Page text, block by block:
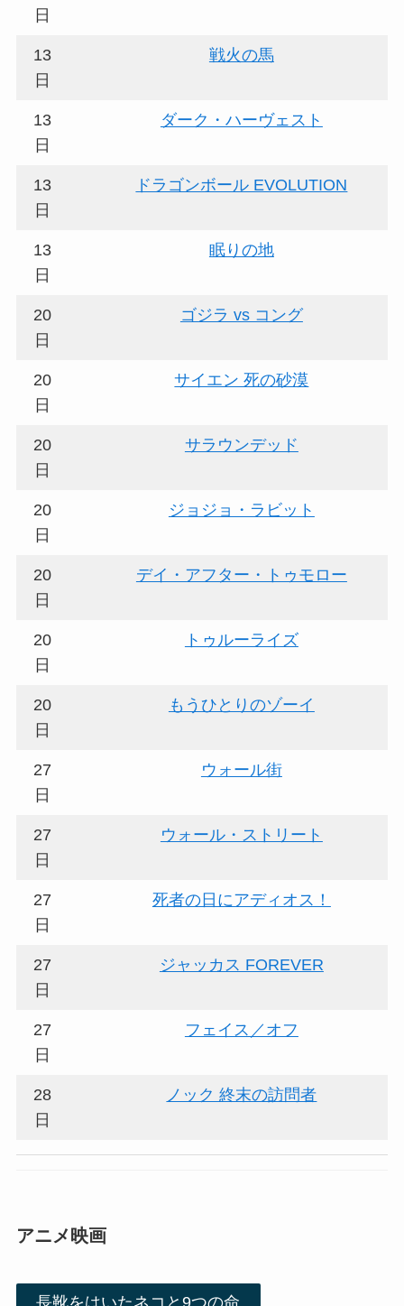
日
13
日
戦火の馬
13
日
ダーク・ハーヴェスト
13
日
ドラゴンボール EVOLUTION
13
日
眠りの地
20
日
ゴジラ vs コング
20
日
サイエン 死の砂漠
20
日
サラウンデッド
20
日
ジョジョ・ラビット
20
日
デイ・アフター・トゥモロー
20
日
トゥルーライズ
20
日
もうひとりのゾーイ
27
日
ウォール街
27
日
ウォール・ストリート
27
日
死者の日にアディオス！
27
日
ジャッカス FOREVER
27
日
フェイス／オフ
28
日
ノック 終末の訪問者
アニメ映画